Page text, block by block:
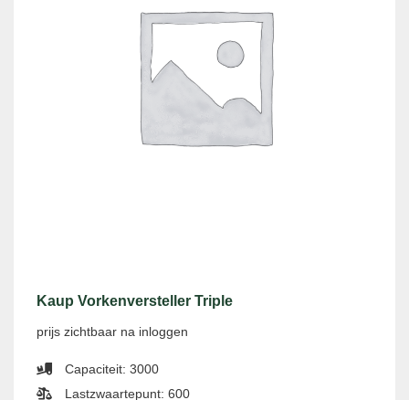
Kaup Vorkenversteller Triple
prijs zichtbaar na inloggen
Capaciteit: 3000
Lastzwaartepunt: 600